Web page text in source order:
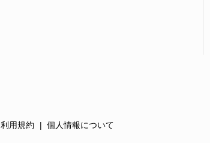
利用規約 個人情報について